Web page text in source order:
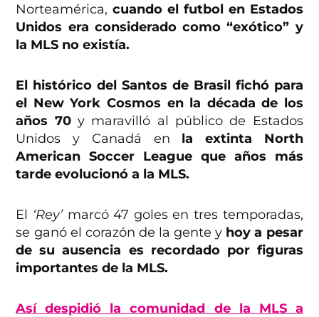
Norteamérica,cuando el futbol en Estados
Unidos era considerado como “exótico” y
la MLS no existía.
El histórico del Santos de Brasil fichó para
el New York Cosmos en la década de los
años 70y maravilló al público de Estados
Unidos y Canadá en la extinta North
American Soccer League que años más
tarde evolucionó a la MLS.
El ‘Rey’ marcó 47 goles en tres temporadas,
se ganó el corazón de la gente y hoy a pesar
de su ausencia es recordado por figuras
importantes de la MLS.
Así despidió la comunidad de la MLS a